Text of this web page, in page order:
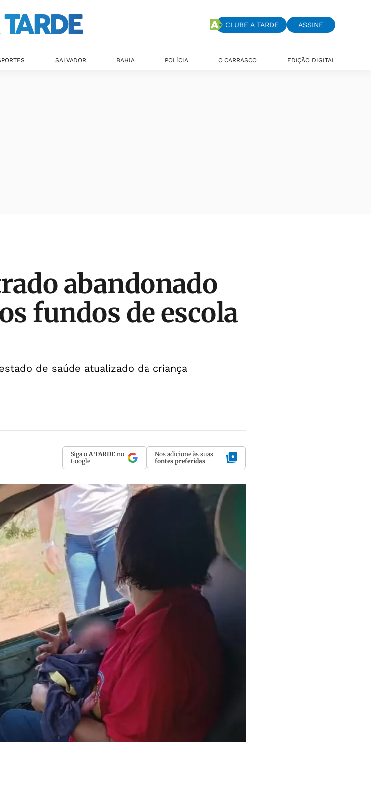
CLUBE A TARDE ASSINE
SALVADOR BAHIA POLÍCIA O CARRASCO EDIÇÃO DIGITAL
abandonado
fundos de escola
de saúde atualizado da criança
Siga o A TARDE no
Google
Nos adicione às suas
fontes preferidas